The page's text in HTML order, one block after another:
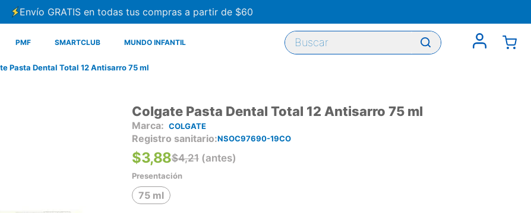
Envío GRATIS en todas tus compras a partir de $60
PMF SMARTCLUB MUNDO INFANTIL
Buscar
Pasta Dental Total 12 Antisarro 75 ml
Colgate Pasta Dental Total 12 Antisarro 75 ml
COLGATE
Registro sanitario NSOC97690-19CO
$4,21 (antes)
$3,88
Presentación
75 ml